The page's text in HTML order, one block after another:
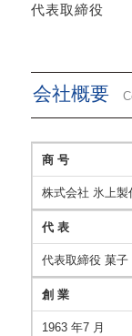
代表取締役
会社概要
商 号
株式会社 氷上製
代 表
代表取締役 菓子
創 業
1963 年7 月